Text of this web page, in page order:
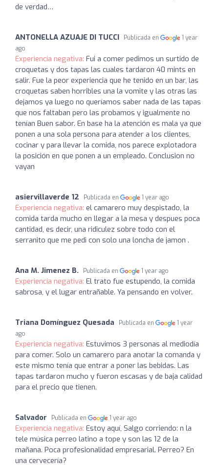
de verdad…
ANTONELLA AZUAJE DI TUCCI Publicada en
1 year
ago
Experiencia negativa: Fui a comer pedimos un surtido de
croquetas y dos tapas las cuales tardaron 40 mints en
salir. Fue la peor experiencia que he tenido en un bar, las
croquetas saben horribles una la vomite y las otras las
dejamos ya luego no queríamos saber nada de las tapas
que nos faltaban pero las probamos y igualmente no
tenían Buen sabor. En base ha la atención es mala ya que
ponen a una sola persona para atender a los clientes,
cocinar y para llevar la comida, nos parece explotadora
la posición en que ponen a un empleado. Conclusion no
vayan
asiervillaverde 12 Publicada en 1 year ago
Experiencia negativa: el camarero muy despistado, la
comida tarda mucho en llegar a la mesa y despues poca
cantidad, es decir, una ridiculez sobre todo con el
serranito que me pedi con solo una loncha de jamon .
Ana M. Jimenez B. Publicada en 1 year ago
Experiencia negativa: El trato fue estupendo, la comida
sabrosa, y el lugar entrañable. Ya pensando en volver.
Triana Domínguez Quesada Publicada en
1 year
ago
Experiencia negativa: Estuvimos 3 personas al mediodía
para comer. Solo un camarero para anotar la comanda y
este mismo tenía que entrar a poner las bebidas. Las
tapas tardaron mucho y fueron escasas y de baja calidad
para el precio que tienen.
Salvador Publicada en 1 year ago
Experiencia negativa: Estoy aquí, Salgo corriendo: n la
tele música perreo latino a tope y son las 12 de la
mañana. Poca profesionalidad empresarial. Perreo? En
una cervecería?